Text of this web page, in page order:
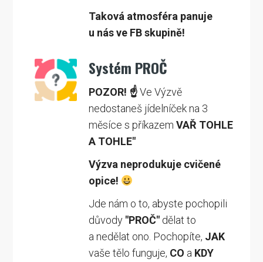
Taková atmosféra panuje
u nás ve FB skupině!
Systém PROČ
POZOR! ☝️Ve Výzvě
nedostaneš jídelníček na 3
měsíce s příkazem VAŘ TOHLE
A TOHLE"
Výzva neprodukuje cvičené
opice!
Jde nám o to, abyste pochopili
důvody "PROČ"dělat to
a nedělat ono. Pochopíte, JAK
vaše tělo funguje, CO a KDY